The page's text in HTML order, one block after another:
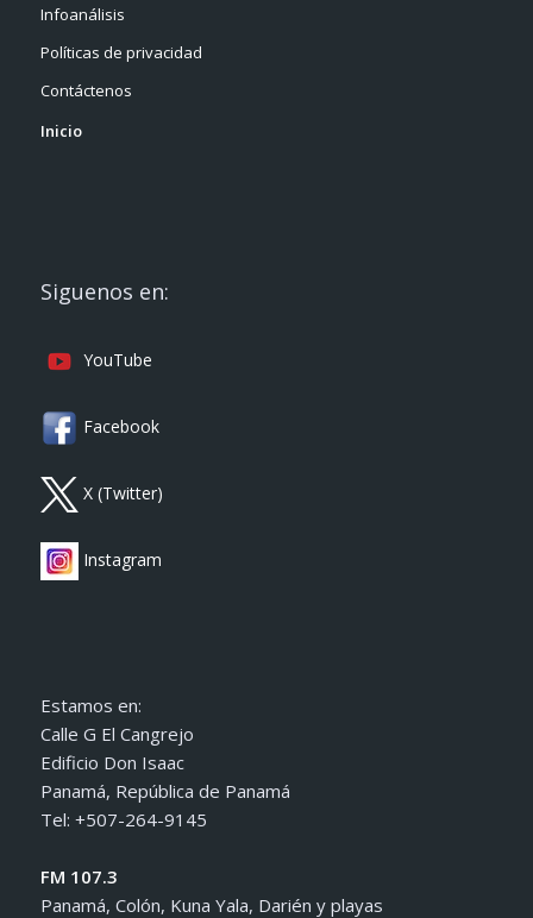
Infoanálisis
Políticas de privacidad
Contáctenos
Inicio
Siguenos en:
YouTube
Facebook
X (Twitter)
Instagram
Estamos en:
Calle G El Cangrejo
Edificio Don Isaac
Panamá, República de Panamá
Tel: +507-264-9145
FM 107.3
Panamá, Colón, Kuna Yala, Darién y playas